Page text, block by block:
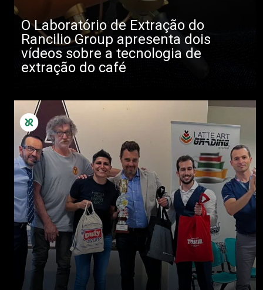
O Laboratório de Extração do
Rancilio Group apresenta dois
vídeos sobre a tecnologia de
extração do café